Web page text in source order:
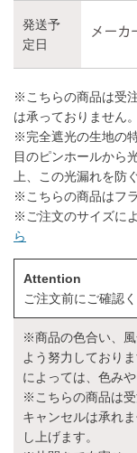
発送予
定日
※こちらの商品は受
は承っておりません。
※完全遮光の生地の
目のピンホールから
上、この光漏れを防
※こちらの商品はフ
※ご注文のサイズに
ら
Attention
ご注文前にご確認
※商品の色合い、
よう努力しており
によっては、色み
※こちらの商品は受
キャンセルは承れ
し上げます。